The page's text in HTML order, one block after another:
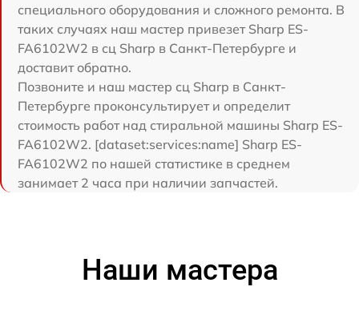
специального оборудования и сложного ремонта. В
таких случаях наш мастер привезет Sharp ES-
FA6102W2 в сц Sharp в Санкт-Петербурге и
доставит обратно.
Позвоните и наш мастер сц Sharp в Санкт-
Петербурге проконсультирует и определит
стоимость работ над стиральной машины Sharp ES-
FA6102W2. [dataset:services:name] Sharp ES-
FA6102W2 по нашей статистике в среднем
занимает 2 часа при наличии запчастей.
Наши мастера